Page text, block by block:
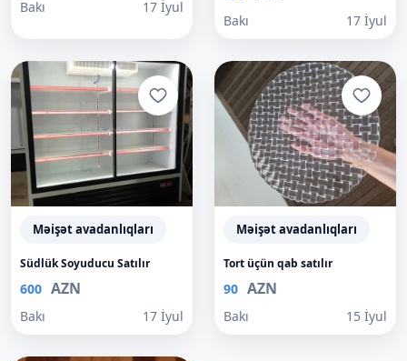
Bakı 17 İyul
Bakı 17 İyul
Məişət avadanlıqları
Südlük Soyuducu Satılır
600 AZN
Bakı 17 İyul
Məişət avadanlıqları
Tort üçün qab satılır
90 AZN
Bakı 15 İyul